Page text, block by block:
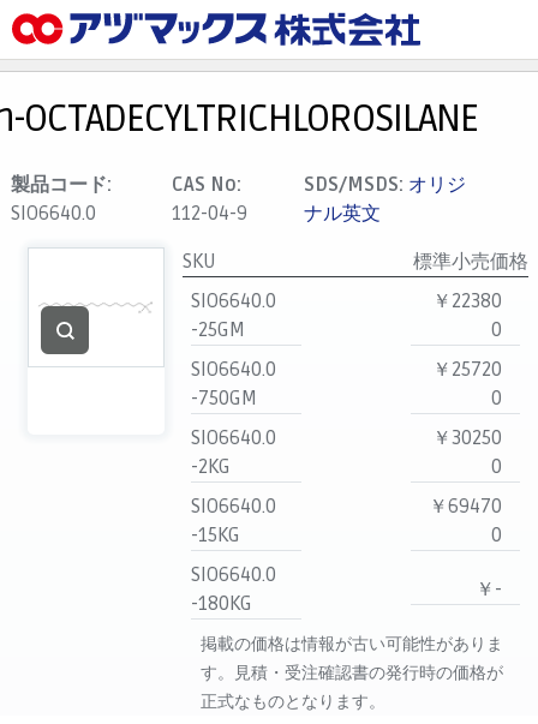
お気に入り
カート
マイアカウント
代理店一覧
支払い
OCTADECYLTRICHLOROSILANE
製品コード:
SIO6640.0
CAS No:
112-04-9
SDS/MSDS: オリジ
ナル英文
SKU
標準小売価格
SIO6640.0
-25GM
￥22380
0
SIO6640.0
-750GM
￥25720
0
SIO6640.0
-2KG
￥30250
0
SIO6640.0
-15KG
￥69470
0
SIO6640.0
-180KG
￥-
掲載の価格は情報が古い可能性がありま
す。見積・受注確認書の発行時の価格が
正式なものとなります。